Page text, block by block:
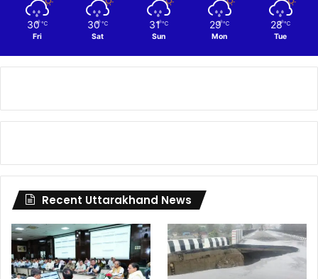
30 ℃
Fri
30 ℃
Sat
31 ℃
Sun
29 ℃
Mon
28 ℃
Tue
Recent Uttarakhand News